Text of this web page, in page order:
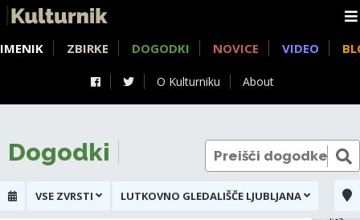
O Kulturniku About
IMENIK ZBIRKE DOGODKI NOVICE VIDEO
Dogodki
VSE ZVRSTI LUTKOVNO GLEDALIŠČE LJUBLJANA